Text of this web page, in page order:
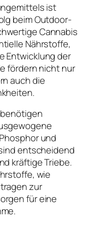
ist
beim Outdoor-
Cannabis
Nährstoffe,
Entwicklung der
fördern nicht nur
auch die
und
entscheidend
kräftige Triebe.
wie
zur
für eine